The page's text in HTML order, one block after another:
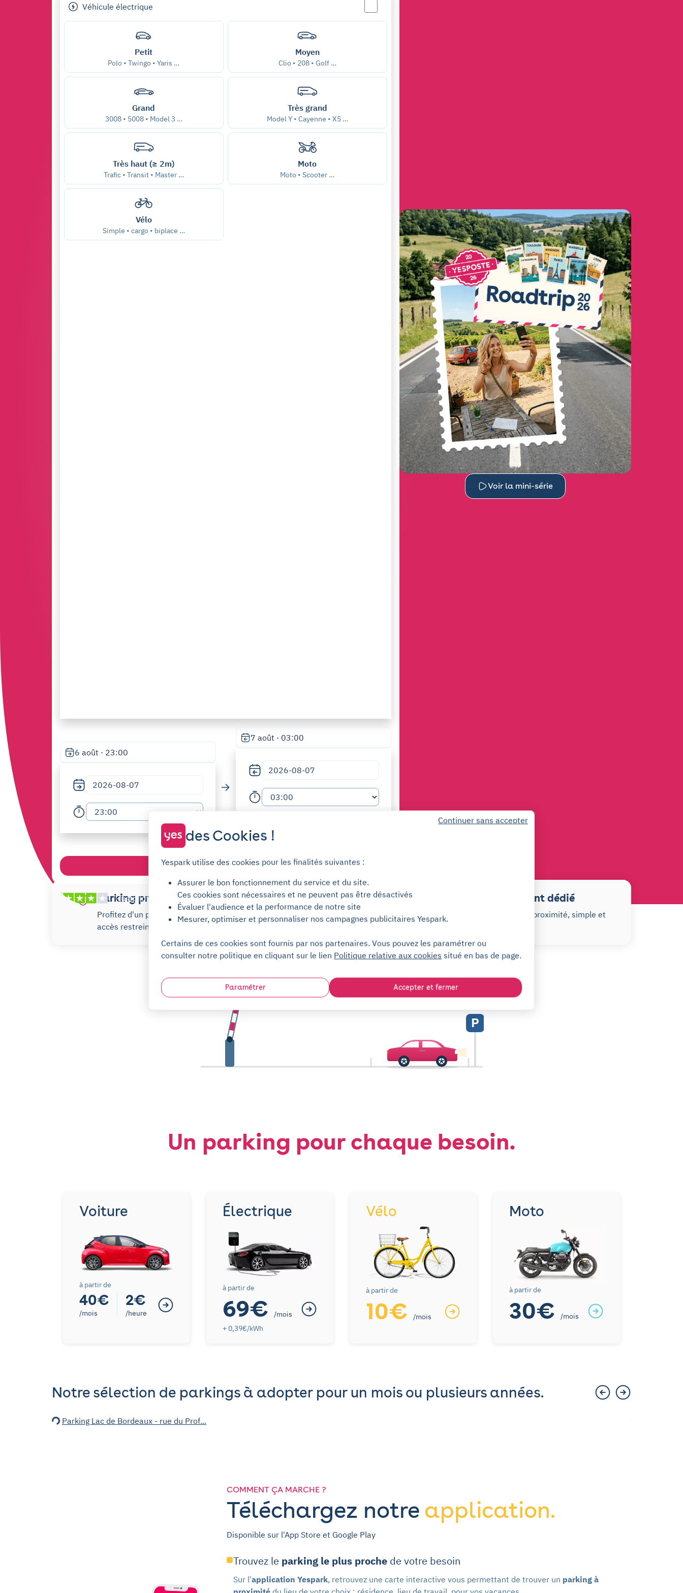
Véhicule électrique
Petit
Polo • Twingo • Yaris …
Moyen
Clio • 208 • Golf …
Grand
3008 • 5008 • Model 3 …
Très grand
Model Y • Cayenne • X5 …
Très haut (≥ 2m)
Trafic • Transit • Master …
Moto
Moto • Scooter …
Vélo
Simple • cargo • biplace …
6 août · 23:00
7 août · 03:00
Rechercher
Trustpilot 7872avis
Voir la mini-série
Parking privé
Profitez d'un parking privé avec
accès restreint.
Sans engagement
Location de parking pour 1 mois ou
plus. Résiliez facilement sans frais.
Stationnement dédié
Votre parking de proximité, simple et
P
Ça y est, vous êtes
garé !
Un parking pour chaque besoin.
Voiture
à partir de
40€
/mois
2€
/heure
Électrique
à partir de
69€
/mois
+ 0,39€/kWh
Vélo
à partir de
10€ /mois
Moto
à partir de
30€ /mois
Notre sélection de parkings à adopter pour un mois ou plusieurs années.
Parking Lac de Bordeaux - rue du Prof...
COMMENT ÇA MARCHE ?
Téléchargez notre application.
Disponible sur l'App Store et Google Play
Trouvez le parking le plus proche de votre besoin
Sur l'application Yespark, retrouvez une carte interactive vous permettant de trouver un parking à
Continuer sans accepter
des Cookies !
Yespark utilise des cookies pour les finalités suivantes :
Assurer le bon fonctionnement du service et du site.
Ces cookies sont nécessaires et ne peuvent pas être désactivés
Évaluer l'audience et la performance de notre site
Mesurer, optimiser et personnaliser nos campagnes publicitaires Yespark.
Certains de ces cookies sont fournis par nos partenaires. Vous pouvez les paramétrer ou
consulter notre politique en cliquant sur le lien Politique relative aux cookies situé en bas de page.
Paramétrer Accepter et fermer